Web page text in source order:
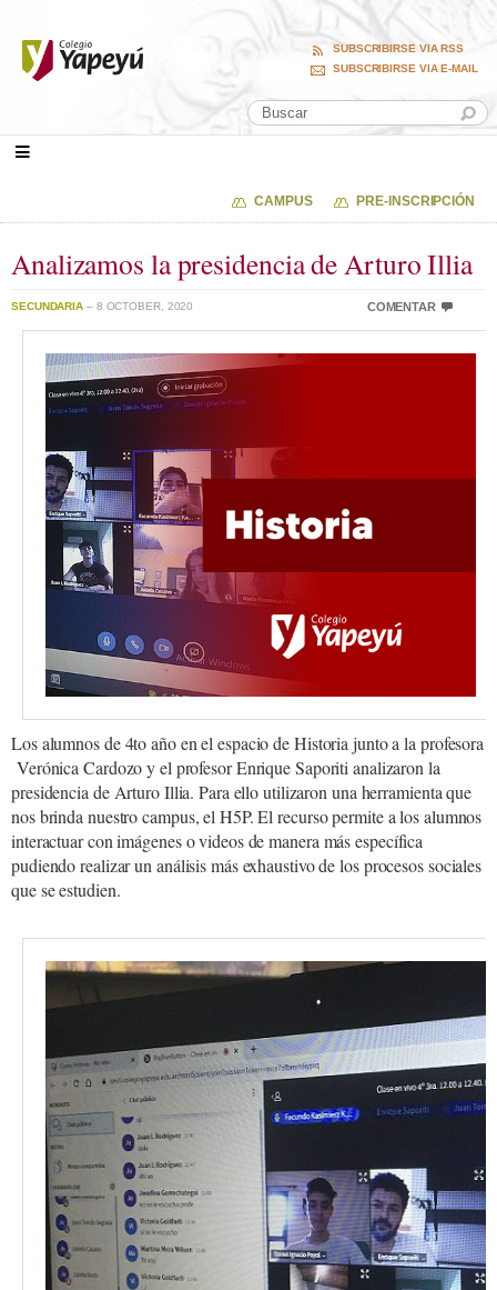
SUBSCRIBIRSE VIA RSS
SUBSCRIBIRSE VIA E-MAIL
CAMPUS PRE-INSCRIPCIÓN
Analizamos la presidencia de Arturo Illia
SECUNDARIA – 8 OCTOBER, 2020 COMENTAR
Los alumnos de 4to año en el espacio de Historia junto a la profesora
Verónica Cardozo y el profesor Enrique Saporiti analizaron la
presidencia de Arturo Illia. Para ello utilizaron una herramienta que
nos brinda nuestro campus, el H5P. El recurso permite a los alumnos
interactuar con imágenes o videos de manera más específica
pudiendo realizar un análisis más exhaustivo de los procesos sociales
que se estudien.